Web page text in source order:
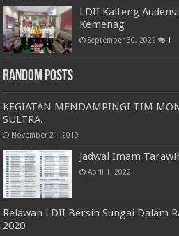
LDII Kalteng
Kemenag
September 30, 2022 1
Random Posts
KEGIATAN MENDAMPINGI TIM
SULTRA.
November 21, 2019
Jadwal Imam
April 1, 2022
Relawan LDII Bersih Sungai Dalam
2020